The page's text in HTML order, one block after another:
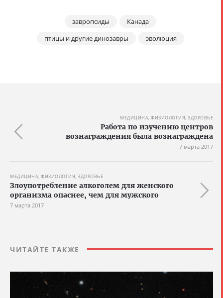
завропсиды
Канада
птицы и другие динозавры
эволюция
МЕДИЦИНА, ФИЗИОЛОГИЯ, ЗДОРОВЬЕ
Работа по изучению центров
вознаграждения была вознаграждена
7 марта 2017
МЕДИЦИНА, ФИЗИОЛОГИЯ, ЗДОРОВЬЕ
Злоупотребление алкоголем для женского
организма опаснее, чем для мужского
7 марта 2017
ЧИТАЙТЕ ТАКЖЕ